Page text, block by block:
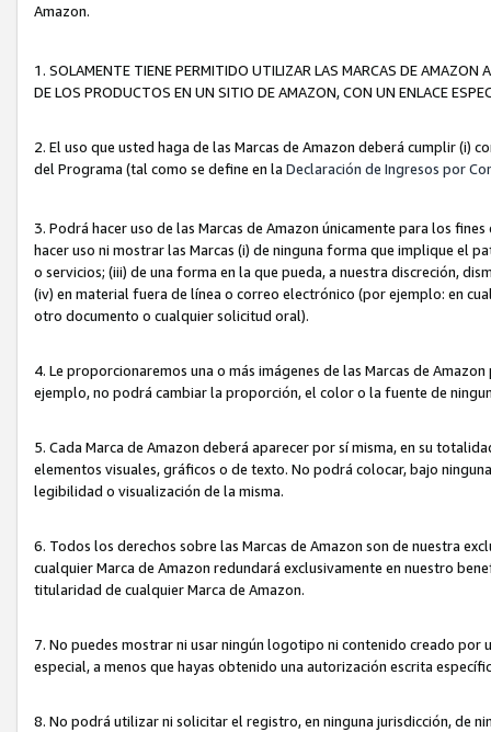
Amazon.
1. SOLAMENTE TIENE PERMITIDO UTILIZAR LAS MARCAS DE
DE LOS PRODUCTOS EN UN SITIO DE AMAZON, CON UN ENLACE
2. El uso que usted haga de las Marcas de Amazon deberá cumplir (i)
del Programa (tal como se define en la Declaración de Ingresos por
3. Podrá hacer uso de las Marcas de Amazon únicamente para los
hacer uso ni mostrar las Marcas (i) de ninguna forma que implique el
o servicios; (iii) de una forma en la que pueda, a nuestra discreción,
(iv) en material fuera de línea o correo electrónico (por ejemplo: en
otro documento o cualquier solicitud oral).
4. Le proporcionaremos una o más imágenes de las Marcas de
ejemplo, no podrá cambiar la proporción, el color o la fuente de
5. Cada Marca de Amazon deberá aparecer por sí misma, en su
elementos visuales, gráficos o de texto. No podrá colocar, bajo
legibilidad o visualización de la misma.
6. Todos los derechos sobre las Marcas de Amazon son de nuestra
cualquier Marca de Amazon redundará exclusivamente en nuestro
titularidad de cualquier Marca de Amazon.
7. No puedes mostrar ni usar ningún logotipo ni contenido creado por
especial, a menos que hayas obtenido una autorización escrita
8. No podrá utilizar ni solicitar el registro, en ninguna jurisdicción, de